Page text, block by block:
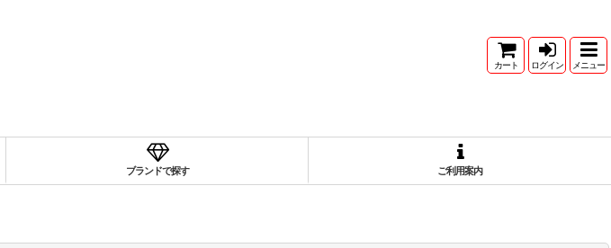
カート ログイン メニュー
ブランドで探す ご利用案内